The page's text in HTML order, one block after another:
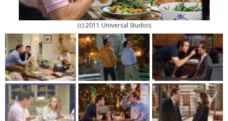
(c) 2011 Universal Studios